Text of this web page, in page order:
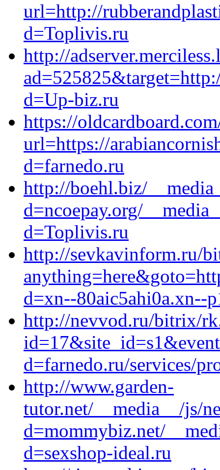
url=http://
d=Toplivis.ru
http://
d=Up-biz.ru
https://
url=https://
d=farnedo.ru
http://boehl.biz/
d=ncoepay.org/
d=Toplivis.ru
http://sevkavinform.ru/
d=xn--80aic5ahi0a.xn--
http://nevvod.ru/bitrix/
d=farnedo.ru/services/
http://www.garden-
tutor.net/__media__/js/
d=mommybiz.net/
d=sexshop-ideal.ru